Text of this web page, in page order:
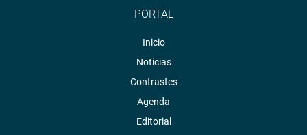
PORTAL
Inicio
Noticias
Contrastes
Agenda
Editorial